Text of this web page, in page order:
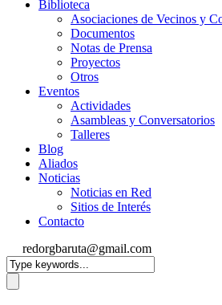
Biblioteca
Asociaciones de Vecinos y
Documentos
Notas de Prensa
Proyectos
Otros
Eventos
Actividades
Asambleas y Conversatorios
Talleres
Blog
Aliados
Noticias
Noticias en Red
Sitios de Interés
Contacto
redorgbaruta@gmail.com